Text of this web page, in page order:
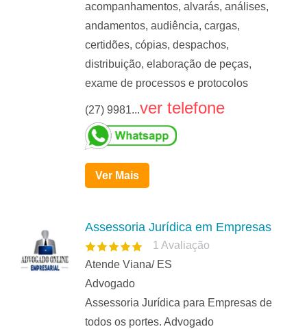
acompanhamentos, alvarás, análises,
andamentos, audiência, cargas,
certidões, cópias, despachos,
distribuição, elaboração de peças,
exame de processos e protocolos
(27) 9981...ver telefone
Ver Mais
Assessoria Jurídica em Empresas
1 Avaliação
Atende Viana/ ES
Advogado
Assessoria Jurídica para Empresas de
todos os portes. Advogado